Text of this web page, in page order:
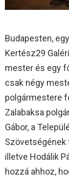
Budapesten,
Kertész29
mester és egy
csak négy
polgármestere
Zalabaksa
Gábor, a
illetve Hodálik
hozzá ahhoz,